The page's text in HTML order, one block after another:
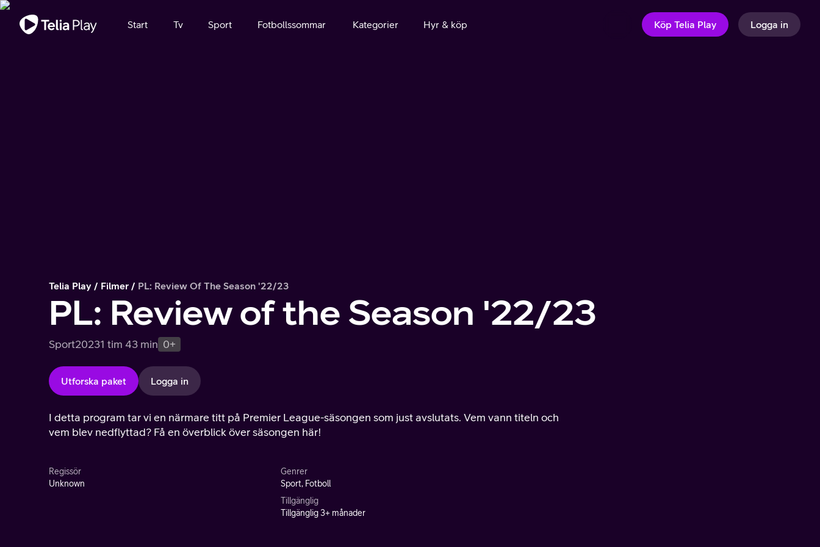
Viktigt meddelande
Start Tv Sport Fotbollssommar Kategorier Hyr & köp Köp Telia Play Logga in
Telia Play Filmer PL: Review Of The Season '22/23
PL: Review of the Season '22/23
Sport20231 tim 43 min 0+
Utforska paket Logga in
I detta program tar vi en närmare titt på Premier League-säsongen som just avslutats. Vem vann titeln och
vem blev nedflyttad? Få en överblick över säsongen här!
Regissör
Unknown
Genrer
Sport, Fotboll
Tillgänglig
Tillgänglig 3+ månader